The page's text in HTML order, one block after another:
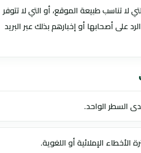
لا تناسب طبيعة الموقع، أو التي لا تتوفر
على أصحابها أو إخبارهم بذلك عبر البريد
السطر الواحد.
الإملائية أو اللغوية.